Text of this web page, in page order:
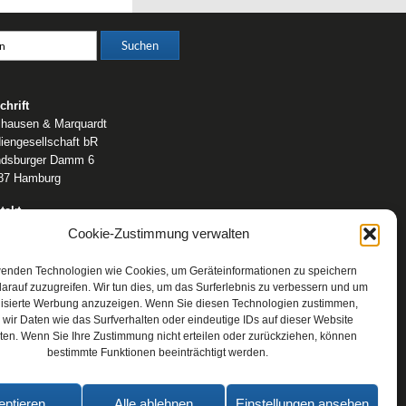
Cookie-Zustimmung verwalten
Technologien wie Cookies, um Geräteinformationen zu speichern
zuzugreifen. Wir tun dies, um das Surferlebnis zu verbessern und um
Werbung anzuzeigen. Wenn Sie diesen Technologien zustimmen,
Daten wie das Surfverhalten oder eindeutige IDs auf dieser Website
Wenn Sie Ihre Zustimmung nicht erteilen oder zurückziehen, können
bestimmte Funktionen beeinträchtigt werden.
& Marquardt
bR
Damm 6
Hamburg
0 40 / 42 91 77-0
www.wm-medien.de